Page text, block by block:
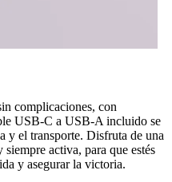
complicaciones, con
USB-C a USB-A incluido se
y el transporte. Disfruta de una
activa, para que estés
y asegurar la victoria.